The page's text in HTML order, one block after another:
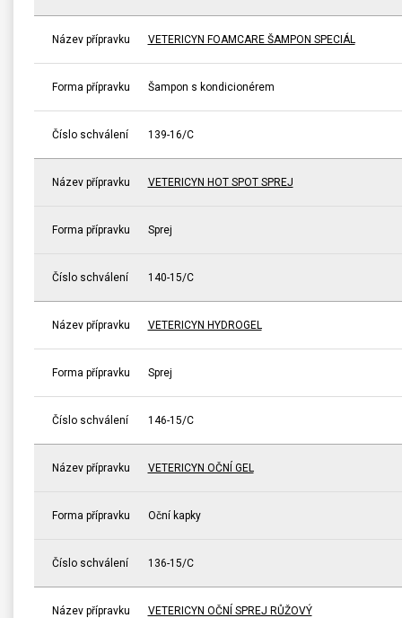
Název přípravku VETERICYN FOAMCARE ŠAMPON SPECIÁL
Forma přípravku Šampon s kondicionérem
Číslo schválení 139-16/C
Název přípravku VETERICYN HOT SPOT SPREJ
Forma přípravku Sprej
Číslo schválení 140-15/C
Název přípravku VETERICYN HYDROGEL
Forma přípravku Sprej
Číslo schválení 146-15/C
Název přípravku VETERICYN OČNÍ GEL
Forma přípravku Oční kapky
Číslo schválení 136-15/C
Název přípravku VETERICYN OČNÍ SPREJ RŮŽOVÝ